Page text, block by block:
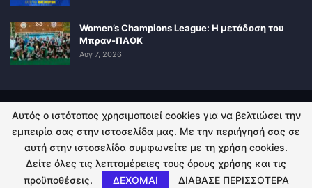
Women’s Champions League: Η μετάδοση του
Μπραν-ΠΑΟΚ
Αυγ 7, 2026
ΠΟΛΙΤΙΚΗ ΑΠΟΡΡΗΤΟΥ ΕΠΙΚΟΙΝΩΝΙΑ
© 2026 - Kingsport.gr. All Rights Reserved.
Αυτός ο ιστότοπος χρησιμοποιεί cookies για να βελτιώσει την
εμπειρία σας στην ιστοσελίδα μας. Με την περιήγησή σας σε
αυτή στην ιστοσελίδα συμφωνείτε με τη χρήση cookies.
Δείτε όλες τις λεπτομέρειες τους όρους χρήσης και τις
προϋποθέσεις.
ΔΕΧΟΜΑΙ ΔΙΑΒΑΣΕ ΠΕΡΙΣΣΟΤΕΡΑ